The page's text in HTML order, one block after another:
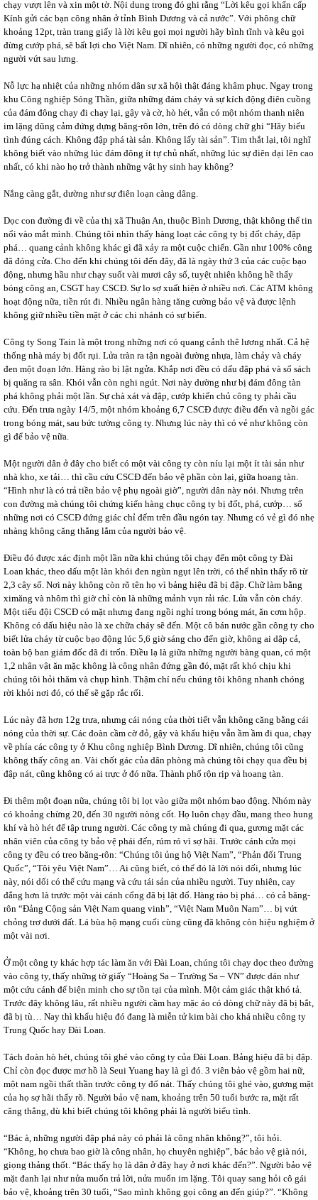
chạy vượt lên và xin một tờ. Nội dung trong đó ghi rằng “Lời kêu gọi khẩn cấp
Kính gửi các bạn công nhân ở tỉnh Bình Dương và cả nước”. Với phông chữ
khoảng 12pt, tràn trang giấy là lời kêu gọi mọi người hãy bình tĩnh và kêu gọi
đừng cướp phá, sẽ bất lợi cho Việt Nam. Dĩ nhiên, có những người đọc, có những
người vứt sau lưng.
Nỗ lực hạ nhiệt của những nhóm dân sự xã hội thật đáng khâm phục. Ngay trong
khu Công nghiệp Sóng Thần, giữa những đám cháy và sự kích động điên cuồng
của đám đông chạy đi chạy lại, gậy và cờ, hò hét, vẫn có một nhóm thanh niên
im lặng dũng cảm đứng dựng băng-rôn lớn, trên đó có dòng chữ ghi “Hãy biểu
tình đúng cách. Không đập phá tài sản. Không lấy tài sản”. Tim thắt lại, tôi nghĩ
không biết vào những lúc đám đông ít tự chủ nhất, những lúc sự điên dại lên cao
nhất, có khi nào họ trở thành những vật hy sinh hay không?
Nắng càng gắt, dường như sự điên loạn càng dâng.
Dọc con đường đi về của thị xã Thuận An, thuộc Bình Dương, thật không thể tin
nổi vào mắt mình. Chúng tôi nhìn thấy hàng loạt các công ty bị đốt cháy, đập
phá… quang cảnh không khác gì đã xảy ra một cuộc chiến. Gần như 100% công
đã đóng cửa. Cho đến khi chúng tôi đến đây, đã là ngày thứ 3 của các cuộc bạo
động, nhưng hầu như chạy suốt vài mươi cây số, tuyệt nhiên không hề thấy
bóng công an, CSGT hay CSCĐ. Sự lo sợ xuất hiện ở nhiều nơi. Các ATM không
hoạt động nữa, tiền rút đi. Nhiều ngân hàng tăng cường bảo vệ và được lệnh
không giữ nhiều tiền mặt ở các chi nhánh có sự biến.
Công ty Song Tain là một trong những nơi có quang cảnh thê lương nhất. Cả hệ
thống nhà máy bị đốt rụi. Lửa tràn ra tận ngoài đường nhựa, làm chảy và cháy
đen một đoạn lớn. Hàng rào bị lật ngửa. Khắp nơi đều có dấu đập phá và sổ sách
bị quăng ra sân. Khói vẫn còn nghi ngút. Nơi này dường như bị đám đông tàn
phá không phải một lần. Sự chà xát và đập, cướp khiến chủ công ty phải cầu
cứu. Đến trưa ngày 14/5, một nhóm khoảng 6,7 CSCĐ được điều đến và ngồi gác
trong bóng mát, sau bức tường công ty. Nhưng lúc này thì có vẻ như không còn
gì để bảo vệ nữa.
Một người dân ở đây cho biết có một vài công ty còn níu lại một ít tài sản như
nhà kho, xe tải… thì cầu cứu CSCĐ đến bảo vệ phần còn lại, giữa hoang tàn.
“Hình như là có trả tiền bảo vệ phụ ngoài giờ”, người dân này nói. Nhưng trên
con đường mà chúng tôi chứng kiến hàng chục công ty bị đốt, phá, cướp… số
những nơi có CSCĐ đứng giác chỉ đếm trên đầu ngón tay. Nhưng có vẻ gì đó nhẹ
nhàng không căng thẳng lắm của người bảo vệ.
Điều đó được xác định một lần nữa khi chúng tôi chạy đến một công ty Đài
Loan khác, theo dấu một làn khói đen ngùn ngụt lên trời, có thể nhìn thấy rõ từ
2,3 cây số. Nơi này không còn rõ tên họ vì bảng hiệu đã bị đập. Chữ làm bằng
ximăng và nhôm thì giờ chỉ còn là những mảnh vụn rải rác. Lửa vẫn còn cháy.
Một tiểu đội CSCĐ có mặt nhưng đang ngồi nghỉ trong bóng mát, ăn cơm hộp.
Không có dấu hiệu nào là xe chữa cháy sẽ đến. Một cô bán nước gần công ty cho
biết lửa cháy từ cuộc bạo động lúc 5,6 giờ sáng cho đến giờ, không ai dập cả,
toàn bộ ban giám đốc đã đi trốn. Điều lạ là giữa những người bàng quan, có một
1,2 nhân vật ăn mặc không là công nhân đứng gần đó, mặt rất khó chịu khi
chúng tôi hỏi thăm và chụp hình. Thậm chí nếu chúng tôi không nhanh chóng
rời khỏi nơi đó, có thể sẽ gặp rắc rối.
Lúc này đã hơn 12g trưa, nhưng cái nóng của thời tiết vẫn không căng bằng cái
nóng của thời sự. Các đoàn cầm cờ đỏ, gậy và khẩu hiệu vẫn ầm ầm đi qua, chạy
về phía các công ty ở Khu công nghiệp Bình Dương. Dĩ nhiên, chúng tôi cũng
không thấy công an. Vài chốt gác của dân phòng mà chúng tôi chạy qua đều bị
đập nát, cũng không có ai trực ở đó nữa. Thành phố rộn rịp và hoang tàn.
Đi thêm một đoạn nữa, chúng tôi bị lọt vào giữa một nhóm bạo động. Nhóm này
có khoảng chừng 20, đến 30 người nòng cốt. Họ luôn chạy đầu, mang theo hung
khí và hò hét để tập trung người. Các công ty mà chúng đi qua, gương mặt các
nhân viên của công ty bảo vệ phái đến, rúm ró vì sợ hãi. Trước cánh cửa mọi
công ty đều có treo băng-rôn: “Chúng tôi ủng hộ Việt Nam”, “Phản đối Trung
Quốc”, “Tôi yêu Việt Nam”… Ai cũng biết, có thể đó là lời nói dối, nhưng lúc
này, nói dối có thể cứu mạng và cứu tái sản của nhiều người. Tuy nhiên, cay
đắng hơn là trước một vài cánh cổng đã bị lật đổ. Hàng rào bị phá… có cả băng-
rôn “Đảng Cộng sản Việt Nam quang vinh”, “Việt Nam Muôn Nam”… bị vứt
chỏng trơ dưới đất. Lá bùa hộ mạng cuối cùng cũng đã không còn hiệu nghiệm ở
một vài nơi.
Ở một công ty khác hợp tác làm ăn với Đài Loan, chúng tôi chạy dọc theo đường
vào công ty, thấy những tờ giấy “Hoàng Sa – Trường Sa – VN” được dán như
một cứu cánh để biện minh cho sự tồn tại của mình. Một cảm giác thật khó tả.
Trước đây không lâu, rất nhiều người cầm hay mặc áo có dòng chữ này đã bị bắt,
đã bị tù… Nay thì khẩu hiệu đó đang là miễn tử kim bài cho khá nhiều công ty
Trung Quốc hay Đài Loan.
Tách đoàn hò hét, chúng tôi ghé vào công ty của Đài Loan. Bảng hiệu đã bị đập.
Chỉ còn đọc được mơ hồ là Seui Yuang hay là gì đó. 3 viên bảo vệ gồm hai nữ,
một nam ngồi thất thần trước công ty đổ nát. Thấy chúng tôi ghé vào, gương mặt
của họ sợ hãi thấy rõ. Người bảo vệ nam, khoảng trên 50 tuổi bước ra, mặt rất
căng thẳng, dù khi biết chúng tôi không phải là người biểu tình.
“Bác à, những người đập phá này có phải là công nhân không?”, tôi hỏi.
“Không, họ chưa bao giờ là công nhân, họ chuyên nghiệp”, bác bảo vệ già nói,
giọng thảng thốt. “Bác thấy họ là dân ở đây hay ở nơi khác đến?”. Người bảo vệ
mặt đanh lại như nửa muốn trả lời, nửa muốn im lặng. Tôi quay sang hỏi cô gái
bảo vệ, khoảng trên 30 tuổi, “Sao mình không gọi công an đến giúp?”. “Không